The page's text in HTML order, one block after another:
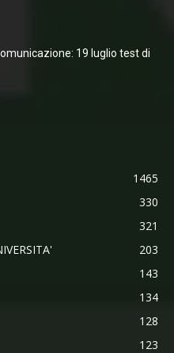
19 luglio test di
1465
330
321
203
143
134
128
123